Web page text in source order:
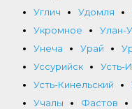
Углич
Удомля
Укромное
Улан-
Унеча
Урай
Уссурийск
Усть-
Усть-Кинельский
Учалы
Фастов